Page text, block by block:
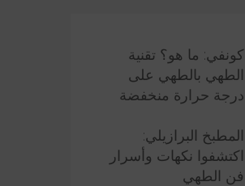
كونفي: ما هو؟ تقنية
الطهي بالطهي على
درجة حرارة منخفضة
المطبخ البرازيلي:
اكتشفوا نكهات وأسرار
فن الطهي